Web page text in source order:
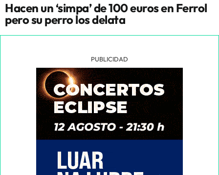
Hacen un ‘simpa’ de 100 euros en Ferrol
pero su perro los delata
PUBLICIDAD